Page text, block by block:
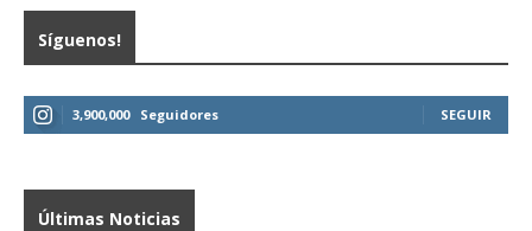
Síguenos!
3,900,000 Seguidores SEGUIR
Últimas Noticias